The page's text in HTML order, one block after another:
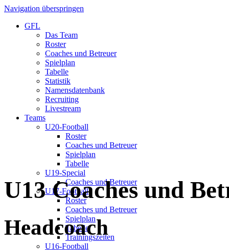
Navigation überspringen
GFL
Das Team
Roster
Coaches und Betreuer
Spielplan
Tabelle
Statistik
Namensdatenbank
Recruiting
Livestream
Teams
U20-Football
Roster
Coaches und Betreuer
Spielplan
Tabelle
U19-Special
Coaches und Betreuer
U17-Football
Roster
Coaches und Betreuer
Spielplan
Tabelle
Trainingszeiten
U16-Football
U13 Coaches und
Headcoach